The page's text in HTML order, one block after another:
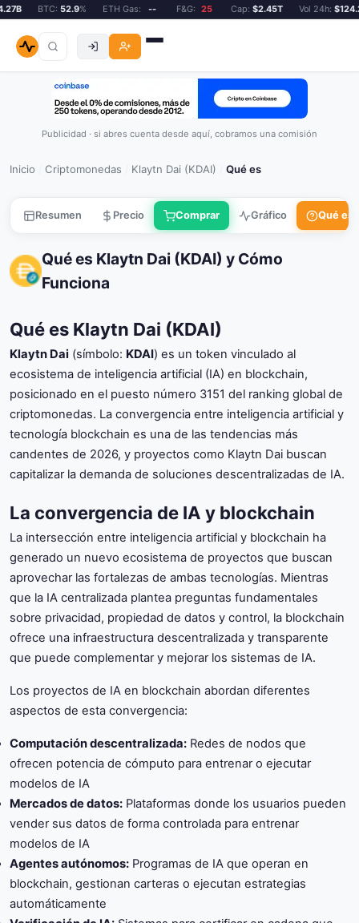
BTC:52.9% ETH Gas: -- F&G: 25 Cap:$2.45T Vol 24h:
Publicidad · si abres cuenta desde aquí, cobramos una comisión
Inicio Criptomonedas Klaytn Dai (KDAI) Qué es
Resumen Precio Comprar Gráfico Qué es
Qué es Klaytn Dai (KDAI) y Cómo
Funciona
Qué es Klaytn Dai (KDAI)
Klaytn Dai (símbolo: KDAI) es un token vinculado al
ecosistema de inteligencia artificial (IA) en blockchain,
posicionado en el puesto número 3151 del ranking global de
criptomonedas. La convergencia entre inteligencia artificial y
tecnología blockchain es una de las tendencias más
candentes de 2026, y proyectos como Klaytn Dai buscan
capitalizar la demanda de soluciones descentralizadas de IA.
La convergencia de IA y blockchain
La intersección entre inteligencia artificial y blockchain ha
generado un nuevo ecosistema de proyectos que buscan
aprovechar las fortalezas de ambas tecnologías. Mientras
que la IA centralizada plantea preguntas fundamentales
sobre privacidad, propiedad de datos y control, la blockchain
ofrece una infraestructura descentralizada y transparente
que puede complementar y mejorar los sistemas de IA.
Los proyectos de IA en blockchain abordan diferentes
aspectos de esta convergencia:
Computación descentralizada: Redes de nodos que
ofrecen potencia de cómputo para entrenar o ejecutar
modelos de IA
Mercados de datos: Plataformas donde los usuarios pueden
vender sus datos de forma controlada para entrenar
modelos de IA
Agentes autónomos: Programas de IA que operan en
blockchain, gestionan carteras o ejecutan estrategias
automáticamente